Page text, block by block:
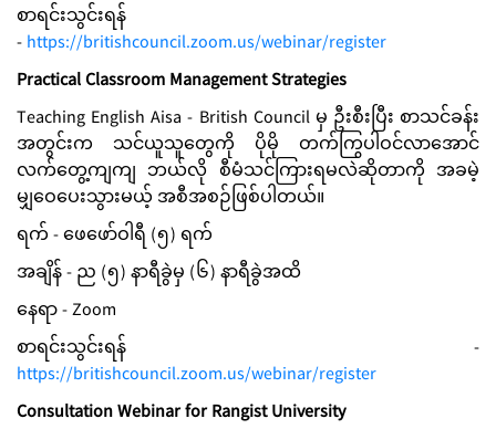
စာရင်းသွင်းရန်
-https://britishcouncil.zoom.us/webinar/register
Practical Classroom Management Strategies
Teaching English Aisa - British Council မှ ဦးစီးပြီး စာသင်ခန်း
အတွင်းက သင်ယူသူတွေကို ပိုမို တက်ကြွပါဝင်လာအောင်
လက်တွေ့ကျကျ ဘယ်လို စီမံသင်ကြားရမလဲဆိုတာကို အခမဲ့
မျှဝေပေးသွားမယ့် အစီအစဉ်ဖြစ်ပါတယ်။
ရက် - ဖေဖော်ဝါရီ (၅) ရက်
အချိန် - ည (၅) နာရီခွဲမှ (၆) နာရီခွဲအထိ
နေရာ - Zoom
စာရင်းသွင်းရန် -
https://britishcouncil.zoom.us/webinar/register
Consultation Webinar for Rangist University